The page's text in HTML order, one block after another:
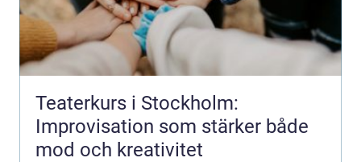
Teaterkurs i Stockholm:
Improvisation som stärker både
mod och kreativitet